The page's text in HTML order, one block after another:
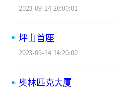
2023-09-14 20:00:01
坪山首座
2023-09-14 14:20:00
奥林匹克大厦